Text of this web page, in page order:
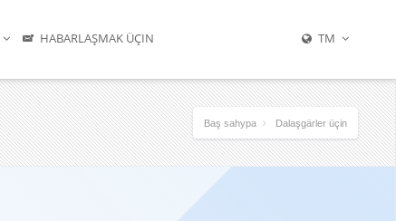
HABARLAŞMAK ÜÇIN TM
Baş sahypa Dalaşgärler üçin